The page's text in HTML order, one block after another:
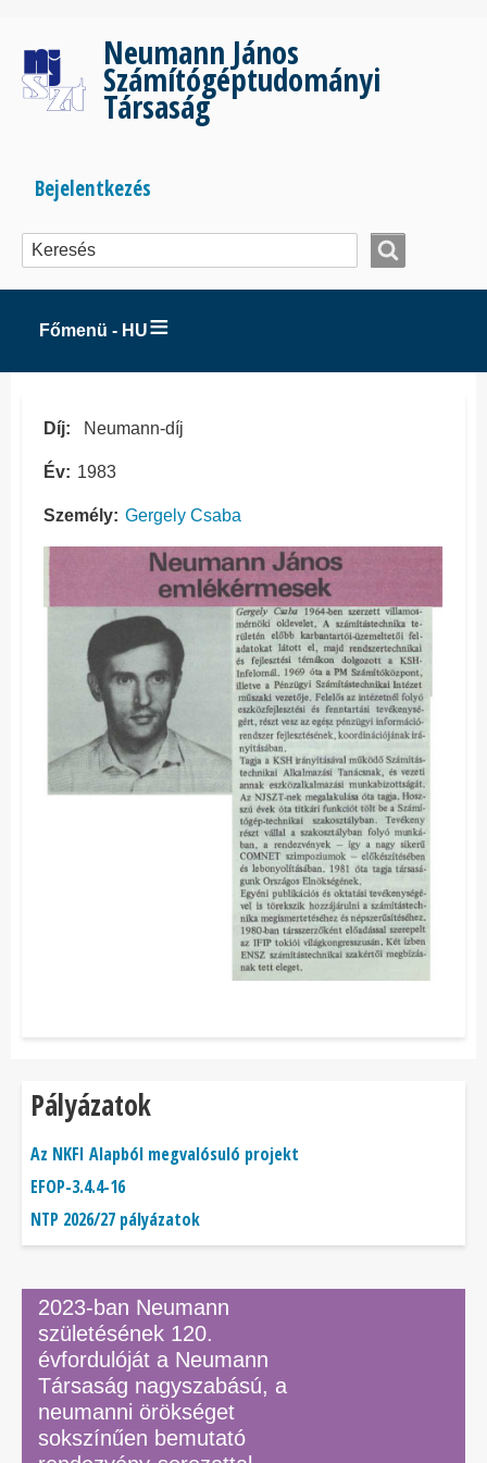
tartalomra
Neumann János
Számítógéptudományi
Társaság
Bejelentkezés
menüje
Bejelentkezés
Főmenü - HU
Díj Neumann-díj
Év 1983
Személy Gergely Csaba
Pályázatok
Az NKFI Alapból megvalósuló projekt
EFOP-3.4.4-16
NTP 2026/27 pályázatok
2023-ban Neumann
születésének 120.
évfordulóját a Neumann
Társaság nagyszabású, a
neumanni örökséget
sokszínűen bemutató